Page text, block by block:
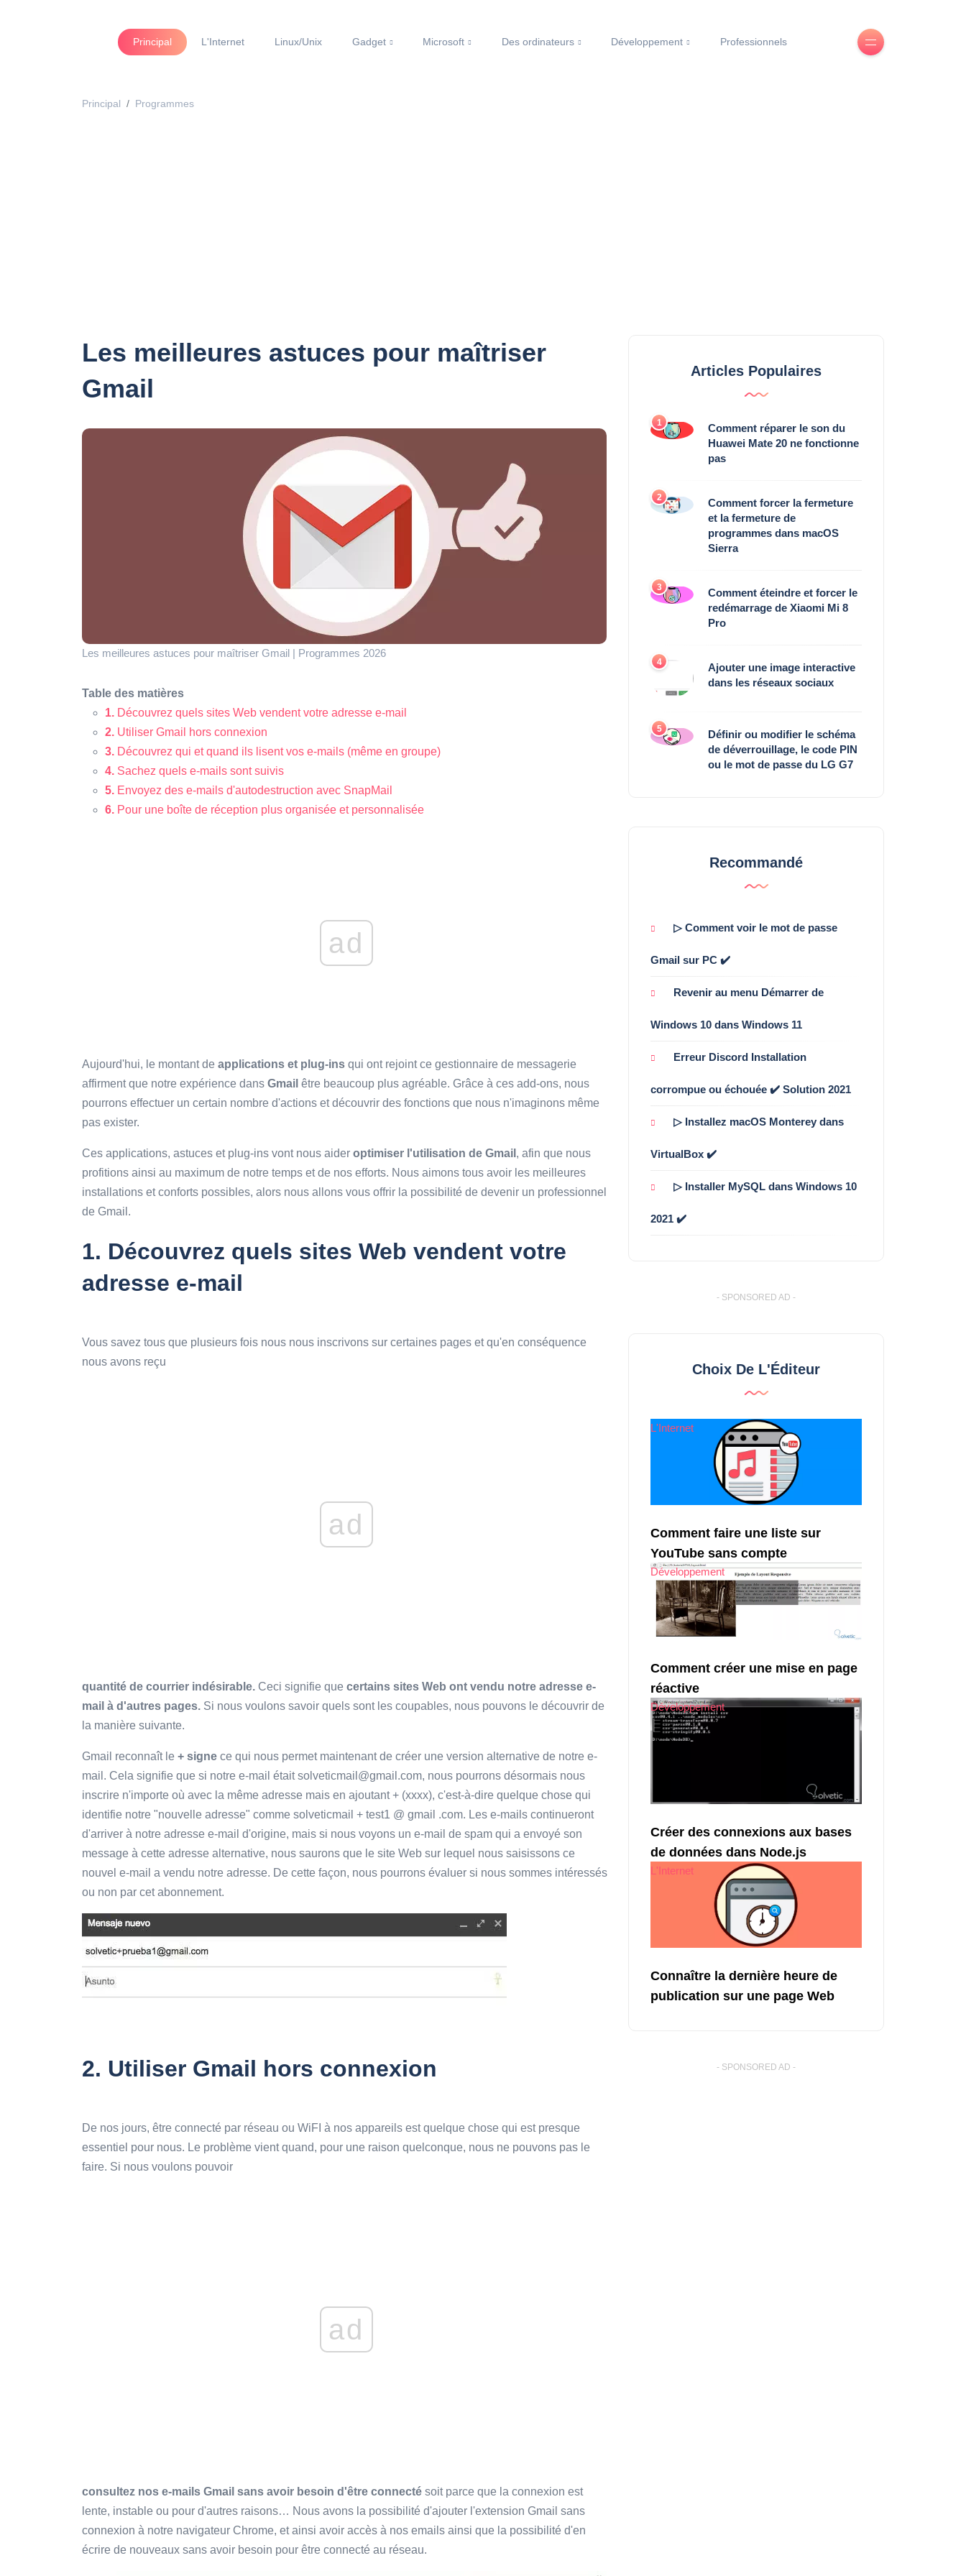
Principal L'Internet Linux/Unix Gadget Microsoft Des ordinateurs Développement Professionnels
Principal Programmes
Les meilleures astuces pour maîtriser
Gmail
Les meilleures astuces pour maîtriser Gmail | Programmes 2026
Table des matières
1. Découvrez quels sites Web vendent votre adresse e-mail
2. Utiliser Gmail hors connexion
3. Découvrez qui et quand ils lisent vos e-mails (même en groupe)
4. Sachez quels e-mails sont suivis
5. Envoyez des e-mails d'autodestruction avec SnapMail
6. Pour une boîte de réception plus organisée et personnalisée
ad
Aujourd'hui, le montant de applications et plug-ins qui ont rejoint ce gestionnaire de messagerie
affirment que notre expérience dans Gmail être beaucoup plus agréable. Grâce à ces add-ons, nous
pourrons effectuer un certain nombre d'actions et découvrir des fonctions que nous n'imaginons même
pas exister.
Ces applications, astuces et plug-ins vont nous aider optimiser l'utilisation de Gmail , afin que nous
profitions ainsi au maximum de notre temps et de nos efforts. Nous aimons tous avoir les meilleures
installations et conforts possibles, alors nous allons vous offrir la possibilité de devenir un professionnel
de Gmail.
1. Découvrez quels sites Web vendent votre
adresse e-mail
Vous savez tous que plusieurs fois nous nous inscrivons sur certaines pages et qu'en conséquence
nous avons reçu
ad
quantité de courrier indésirable. Ceci signifie que certains sites Web ont vendu notre adresse e-
mail à d'autres pages. Si nous voulons savoir quels sont les coupables, nous pouvons le découvrir de
la manière suivante.
Gmail reconnaît le + signe ce qui nous permet maintenant de créer une version alternative de notre e-
mail. Cela signifie que si notre e-mail étaitsolveticmail@gmail.com, nous pourrons désormais nous
inscrire n'importe où avec la même adresse mais en ajoutant + (xxxx), c'est-à-dire quelque chose qui
identifie notre "nouvelle adresse" comme solveticmail + test1 @ gmail .com. Les e-mails continueront
d'arriver à notre adresse e-mail d'origine, mais si nous voyons un e-mail de spam qui a envoyé son
message à cette adresse alternative, nous saurons que le site Web sur lequel nous saisissons ce
nouvel e-mail a vendu notre adresse. De cette façon, nous pourrons évaluer si nous sommes intéressés
ou non par cet abonnement.
2. Utiliser Gmail hors connexion
De nos jours, être connecté par réseau ou WiFI à nos appareils est quelque chose qui est presque
essentiel pour nous. Le problème vient quand, pour une raison quelconque, nous ne pouvons pas le
faire. Si nous voulons pouvoir
ad
consultez nos e-mails Gmail sans avoir besoin d'être connecté soit parce que la connexion est
lente, instable ou pour d'autres raisons… Nous avons la possibilité d'ajouter l'extension Gmail sans
connexion à notre navigateur Chrome, et ainsi avoir accès à nos emails ainsi que la possibilité d'en
écrire de nouveaux sans avoir besoin pour être connecté au réseau.
Articles Populaires
1
Comment réparer le son du
Huawei Mate 20 ne fonctionne
pas
2
Comment forcer la fermeture
et la fermeture de
programmes dans macOS
Sierra
3
Comment éteindre et forcer le
redémarrage de Xiaomi Mi 8
Pro
4
Ajouter une image interactive
dans les réseaux sociaux
5
Définir ou modifier le schéma
de déverrouillage, le code PIN
ou le mot de passe du LG G7
Recommandé
▷ Comment voir le mot de passe
Gmail sur PC ✔️
Revenir au menu Démarrer de
Windows 10 dans Windows 11
Erreur Discord Installation
corrompue ou échouée ✔️ Solution 2021
▷ Installez macOS Monterey dans
VirtualBox ✔️
▷ Installer MySQL dans Windows 10
2021 ✔️
- SPONSORED AD -
Choix De L'Éditeur
L'Internet
Comment faire une liste sur
YouTube sans compte
Développement
Comment créer une mise en page
réactive
Développement
Créer des connexions aux bases
de données dans Node.js
L'Internet
Connaître la dernière heure de
publication sur une page Web
- SPONSORED AD -